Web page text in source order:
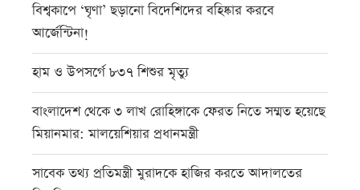
বিশ্বকাপে ‘ঘৃণা’ ছড়ানো বিদেশিদের বহিষ্কার করবে
আর্জেন্টিনা!
হাম ও উপসর্গে ৮৩৭ শিশুর মৃত্যু
বাংলাদেশ থেকে ৩ লাখ রোহিঙ্গাকে ফেরত নিতে সম্মত হয়েছে
মিয়ানমার: মালয়েশিয়ার প্রধানমন্ত্রী
সাবেক তথ্য প্রতিমন্ত্রী মুরাদকে হাজির করতে আদালতের